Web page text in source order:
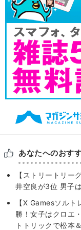
あなたへのおす
【ストリートリー
井空良が3位 男子
【X Gamesソル
勝！女子はクロエ
トトリックで松本